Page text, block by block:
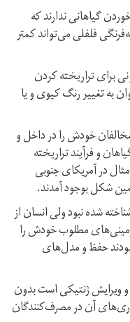
گیاهانی ندارند که
فلفلی می‌تواند کمتر
برای تراریخته کردن
به تغییر رنگ کیوی و یا
خودش را در داخل و
و فرآیند تراریخته
در آمریکای جنوبی
شکل بوجود آمدند.
شده نبود ولی انسان از
مطلوب خودش را
حفظ و مدل‌های
و ویرایش ژنتیکی است بدون
آن در مصرف‌کنندگان